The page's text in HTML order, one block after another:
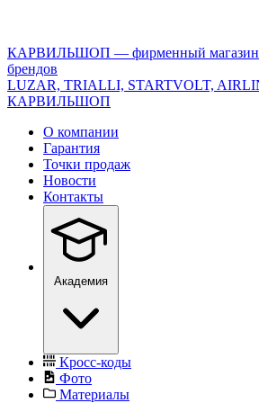
version="1.0"
encoding="utf-
8"?
>
КАРВИЛЬШОП — фирменный магазин
брендов
LUZAR, TRIALLI, STARTVOLT,
КАРВИЛЬШОП
О компании
Гарантия
Точки продаж
Новости
Контакты
Академия
Кросс-коды
Фото
Материалы